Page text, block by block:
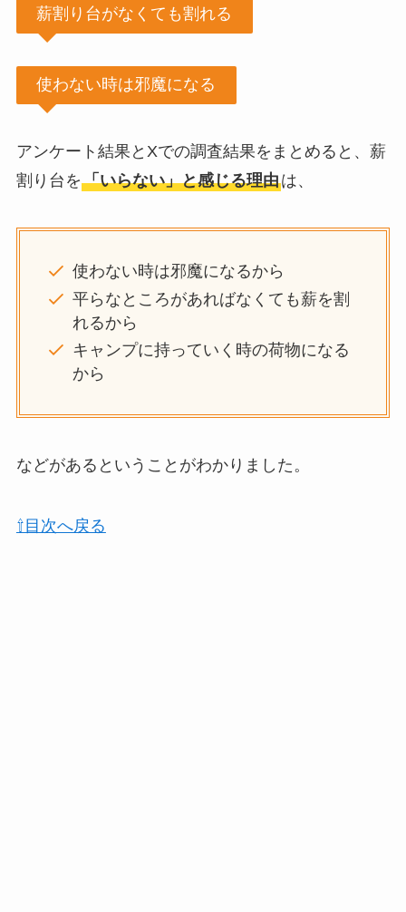
薪割り台がなくても割れる
使わない時は邪魔になる
アンケート結果とXでの調査結果をまとめると、薪
割り台を「いらない」と感じる理由は、
使わない時は邪魔になるから
平らなところがあればなくても薪を割
れるから
キャンプに持っていく時の荷物になる
から
などがあるということがわかりました。
⇧目次へ戻る